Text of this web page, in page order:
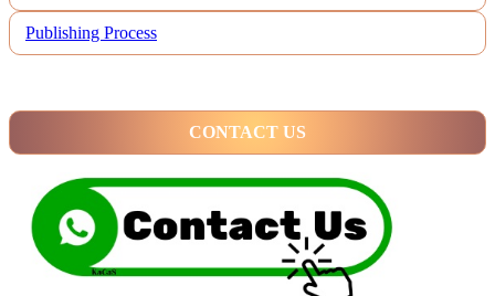
Publishing Process
CONTACT US